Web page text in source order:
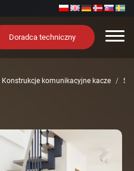
Doradca techniczny
Konstrukcje komunikacyjne kacze